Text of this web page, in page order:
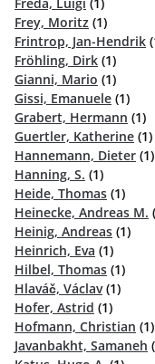
Freda, Luigi (1)
Frey, Moritz (1)
Frintrop, Jan-Hendrik
Fröhling, Dirk (1)
Gianni, Mario (1)
Gissi, Emanuele (1)
Grabert, Hermann (1)
Guertler, Katherine (1)
Hannemann, Dieter (1)
Hanning, S. (1)
Heide, Thomas (1)
Heinecke, Andreas M.
Heinig, Andreas (1)
Heinrich, Eva (1)
Hilbel, Thomas (1)
Hlaváč, Václav(1)
Hofer, Astrid (1)
Hofmann, Christian (1)
Javanbakht, Samaneh